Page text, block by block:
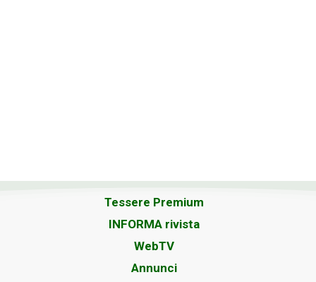
Tessere Premium
INFORMA rivista
WebTV
Annunci